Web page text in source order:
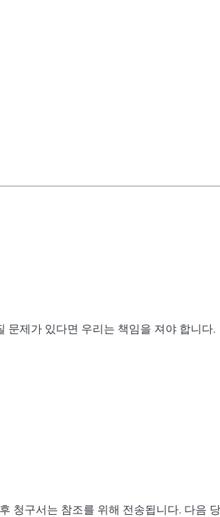
문제가 있다면 우리는 책임을 져야 합니다.
청구서는 참조를 위해 전송됩니다. 다음